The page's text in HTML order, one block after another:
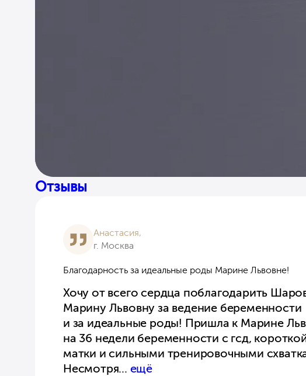
Отзывы
Анастасия,
г. Москва
Благодарность за идеальные роды Марине Львовне!
Хочу от всего сердца поблагодарить
Марину Львовну за ведение беременности
и за идеальные роды! Пришла к Марине
на 36 недели беременности с гсд,
матки и сильными тренировочными
Несмотря... ещё